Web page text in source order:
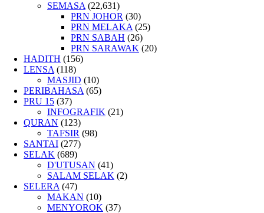
SEMASA (22,631)
PRN JOHOR (30)
PRN MELAKA (25)
PRN SABAH (26)
PRN SARAWAK (20)
HADITH (156)
LENSA (118)
MASJID (10)
PERIBAHASA (65)
PRU 15 (37)
INFOGRAFIK (21)
QURAN (123)
TAFSIR (98)
SANTAI (277)
SELAK (689)
D'UTUSAN (41)
SALAM SELAK (2)
SELERA (47)
MAKAN (10)
MENYOROK (37)